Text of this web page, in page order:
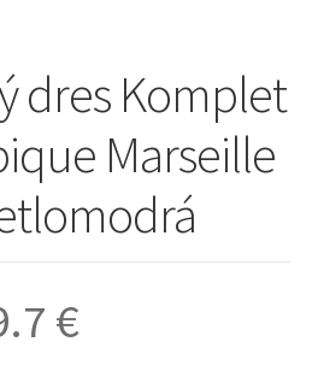
dres Komplet
Marseille
€Price